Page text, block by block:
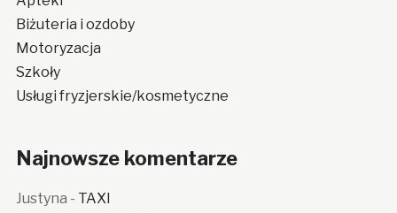
Biżuteria i ozdoby
Motoryzacja
Szkoły
Usługi fryzjerskie/kosmetyczne
Najnowsze komentarze
Justyna - TAXI